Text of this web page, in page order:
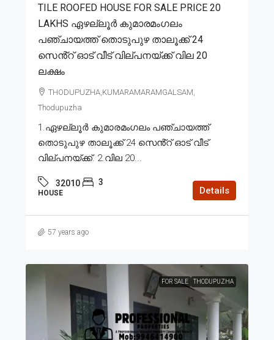
TILE ROOFED HOUSE FOR SALE PRICE 20
LAKHS ഏഴല്ലൂർ കുമാരമംഗലം
പഞ്ചായത്ത് തൊടുപുഴ താലൂക്ക് 24
സെൻ്റ് ഓട് വീട് വില്പനയ്ക്ക് വില 20
ലക്ഷം
THODUPUZHA,KUMARAMARAMGALSAM,
Thodupuzha
1.ഏഴല്ലൂർ കുമാരമംഗലം പഞ്ചായത്ത്
തൊടുപുഴ താലൂക്ക് 24 സെൻ്റ് ഓട് വീട്
വില്പനയ്ക്ക്. 2.വില 20...
32010 3
HOUSE Details
57 years ago
FOR SALE THODUPUZHA